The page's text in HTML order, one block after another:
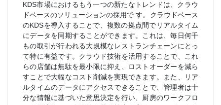
KDS市場におけるもう一つの新たなトレンドは、クラウ
ドベースのソリューションの採用で す。クラウドベース
のKDSを導入することで、複数の拠点間でリアルタイム
にデータを同期することができます。これは、毎日何千
もの取引が行われる大規模なレストランチェーンにとっ
て特に有益です。クラウド技術を活用することで、これ
らの店舗は無駄を最小限に抑え、ロストオーダーを減ら
すことで大幅なコスト削減を実現できます。また、リア
ルタイムのデータにアクセスできることで、管理者は十
分な情報に基づいた意思決定を行い、厨房のワークフロ